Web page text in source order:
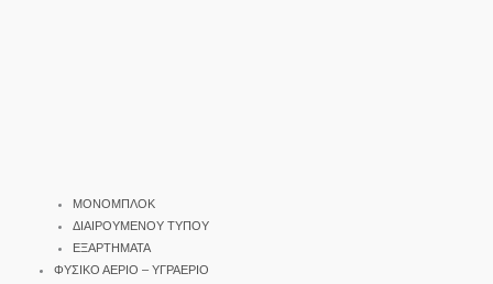
ΜΟΝΟΜΠΛΟΚ
ΔΙΑΙΡΟΥΜΕΝΟΥ ΤΥΠΟΥ
ΕΞΑΡΤΗΜΑΤΑ
ΦΥΣΙΚΟ ΑΕΡΙΟ – ΥΓΡΑΕΡΙΟ